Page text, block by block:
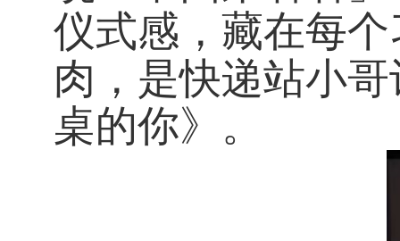
仪式感，藏在每
肉，是快递站小
桌的你》。